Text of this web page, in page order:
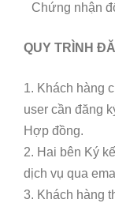
Chứng nhận
QUY TRÌNH
1. Khách hàng
user cần đăng
Hợp đồng.
2. Hai bên Ký
dịch vụ qua
3. Khách hàng